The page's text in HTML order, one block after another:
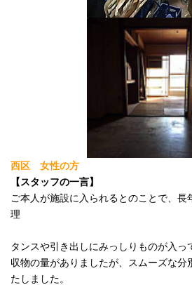
西区 女性の方
【スタッフの一言】
ご本人が施設に入られるとのことで、長
理
タンスや引き出しにみっしりものが入っ
収物の量がありましたが、スムーズな分
たしました。